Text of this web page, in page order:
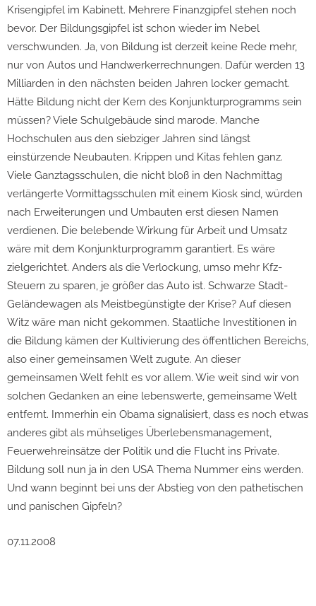
Krisengipfel im Kabinett. Mehrere Finanzgipfel stehen noch
bevor. Der Bildungsgipfel ist schon wieder im Nebel
verschwunden. Ja, von Bildung ist derzeit keine Rede mehr,
nur von Autos und Handwerkerrechnungen. Dafür werden 13
Milliarden in den nächsten beiden Jahren locker gemacht.
Hätte Bildung nicht der Kern des Konjunkturprogramms sein
müssen? Viele Schulgebäude sind marode. Manche
Hochschulen aus den siebziger Jahren sind längst
einstürzende Neubauten. Krippen und Kitas fehlen ganz.
Viele Ganztagsschulen, die nicht bloß in den Nachmittag
verlängerte Vormittagsschulen mit einem Kiosk sind, würden
nach Erweiterungen und Umbauten erst diesen Namen
verdienen. Die belebende Wirkung für Arbeit und Umsatz
wäre mit dem Konjunkturprogramm garantiert. Es wäre
zielgerichtet. Anders als die Verlockung, umso mehr Kfz-
Steuern zu sparen, je größer das Auto ist. Schwarze Stadt-
Geländewagen als Meistbegünstigte der Krise? Auf diesen
Witz wäre man nicht gekommen. Staatliche Investitionen in
die Bildung kämen der Kultivierung des öffentlichen Bereichs,
also einer gemeinsamen Welt zugute. An dieser
gemeinsamen Welt fehlt es vor allem. Wie weit sind wir von
solchen Gedanken an eine lebenswerte, gemeinsame Welt
entfernt. Immerhin ein Obama signalisiert, dass es noch etwas
anderes gibt als mühseliges Überlebensmanagement,
Feuerwehreinsätze der Politik und die Flucht ins Private.
Bildung soll nun ja in den USA Thema Nummer eins werden.
Und wann beginnt bei uns der Abstieg von den pathetischen
und panischen Gipfeln?
07.11.2008